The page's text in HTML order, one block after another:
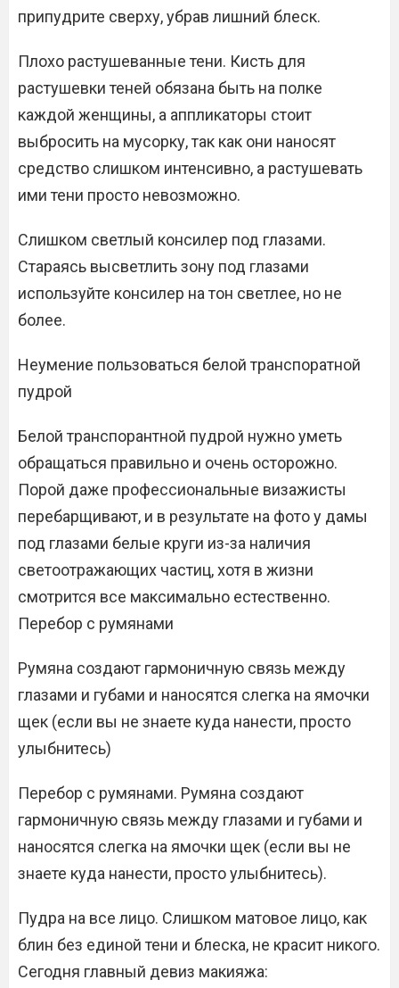
припудрите сверху, убрав лишний блеск.
Плохо растушеванные тени. Кисть для
растушевки теней обязана быть на полке
каждой женщины, а аппликаторы стоит
выбросить на мусорку, так как они наносят
средство слишком интенсивно, а растушевать
ими тени просто невозможно.
Слишком светлый консилер под глазами.
Стараясь высветлить зону под глазами
используйте консилер на тон светлее, но не
более.
Неумение пользоваться белой транспоратной
пудрой
Белой транспорантной пудрой нужно уметь
обращаться правильно и очень осторожно.
Порой даже профессиональные визажисты
перебарщивают, и в результате на фото у дамы
под глазами белые круги из-за наличия
светоотражающих частиц, хотя в жизни
смотрится все максимально естественно.
Перебор с румянами
Румяна создают гармоничную связь между
глазами и губами и наносятся слегка на ямочки
щек (если вы не знаете куда нанести, просто
улыбнитесь)
Перебор с румянами. Румяна создают
гармоничную связь между глазами и губами и
наносятся слегка на ямочки щек (если вы не
знаете куда нанести, просто улыбнитесь).
Пудра на все лицо. Слишком матовое лицо, как
блин без единой тени и блеска, не красит никого.
Сегодня главный девиз макияжа: